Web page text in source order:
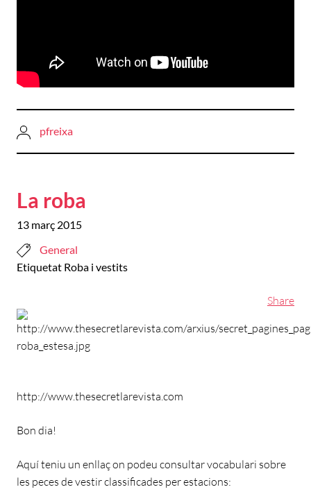
pfreixa
La roba
13 març 2015
General
Etiquetat Roba i vestits
Share
http://www.thesecretlarevista.com
Bon dia!
Aquí teniu un enllaç on podeu consultar vocabulari sobre
les peces de vestir classificades per estacions: